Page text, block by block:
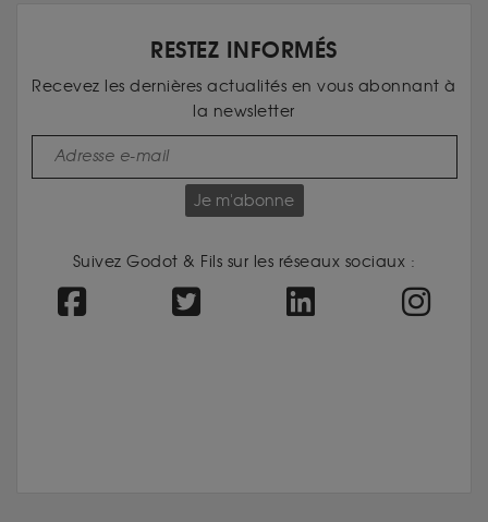
RESTEZ INFORMÉS
Recevez les dernières actualités en vous abonnant à
la newsletter
Je m'abonne
Suivez Godot & Fils sur les réseaux sociaux :